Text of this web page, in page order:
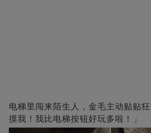
电梯里闯来陌生人，金毛主动贴贴
摸我！我比电梯按钮好玩多啦！」